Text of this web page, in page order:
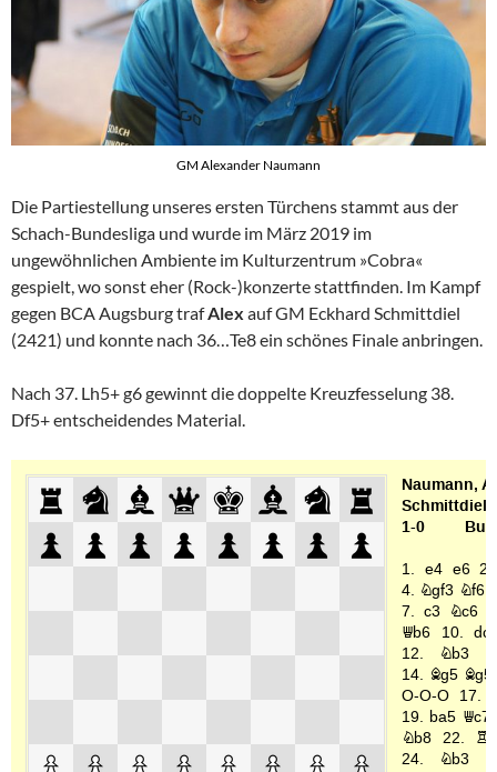
GM Alexander Naumann
Die Partiestellung unseres ersten Türchens stammt aus der
Schach-Bundesliga und wurde im März 2019 im
ungewöhnlichen Ambiente im Kulturzentrum »Cobra«
gespielt, wo sonst eher (Rock-)konzerte stattfinden. Im Kampf
gegen BCA Augsburg trafAlex auf GM Eckhard Schmittdiel
(2421) und konnte nach 36…Te8 ein schönes Finale anbringen.
Nach 37. Lh5+ g6 gewinnt die doppelte Kreuzfesselung 38.
Df5+ entscheidendes Material.